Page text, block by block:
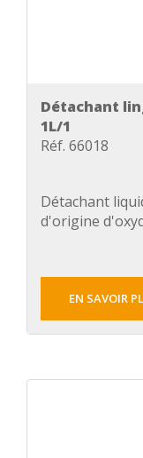
Détachant
1L/1
Réf. 66018
Détachant
d'origine
EN SAVOIR